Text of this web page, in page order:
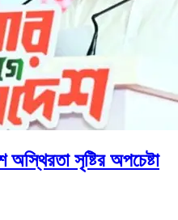
সৃষ্টির অপচেষ্টা